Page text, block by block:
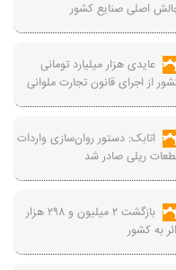
اصلی صنایع کشور
عایدی هزار میلیارد تومانی
از اجرای قانون تجارت ملوانی
اتابک: دستور روان‌سازی واردات
ریلی صادر شد
بازگشت ۲ میلیون و ۲۹۸ هزار
به کشور